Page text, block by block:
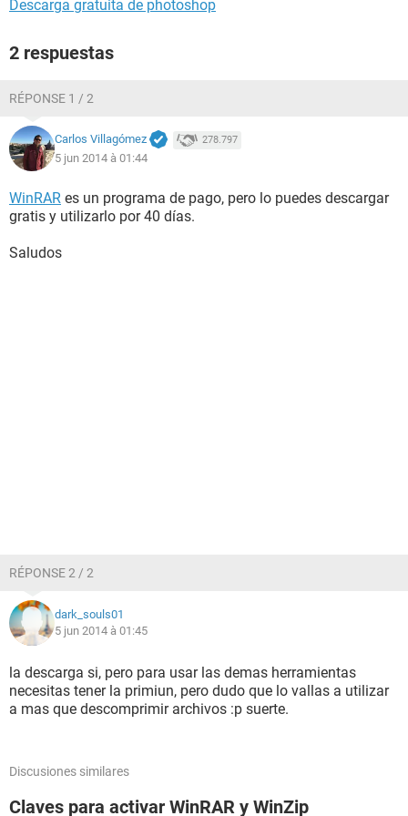
Descarga gratuita de photoshop
2 respuestas
RÉPONSE 1 / 2
Carlos Villagómez 278.797
5 jun 2014 à 01:44
WinRAR es un programa de pago, pero lo puedes descargar
gratis y utilizarlo por 40 días.
Saludos
RÉPONSE 2 / 2
dark_souls01
5 jun 2014 à 01:45
la descarga si, pero para usar las demas herramientas
necesitas tener la primiun, pero dudo que lo vallas a utilizar
a mas que descomprimir archivos :p suerte.
Discusiones similares
Claves para activar WinRAR y WinZip